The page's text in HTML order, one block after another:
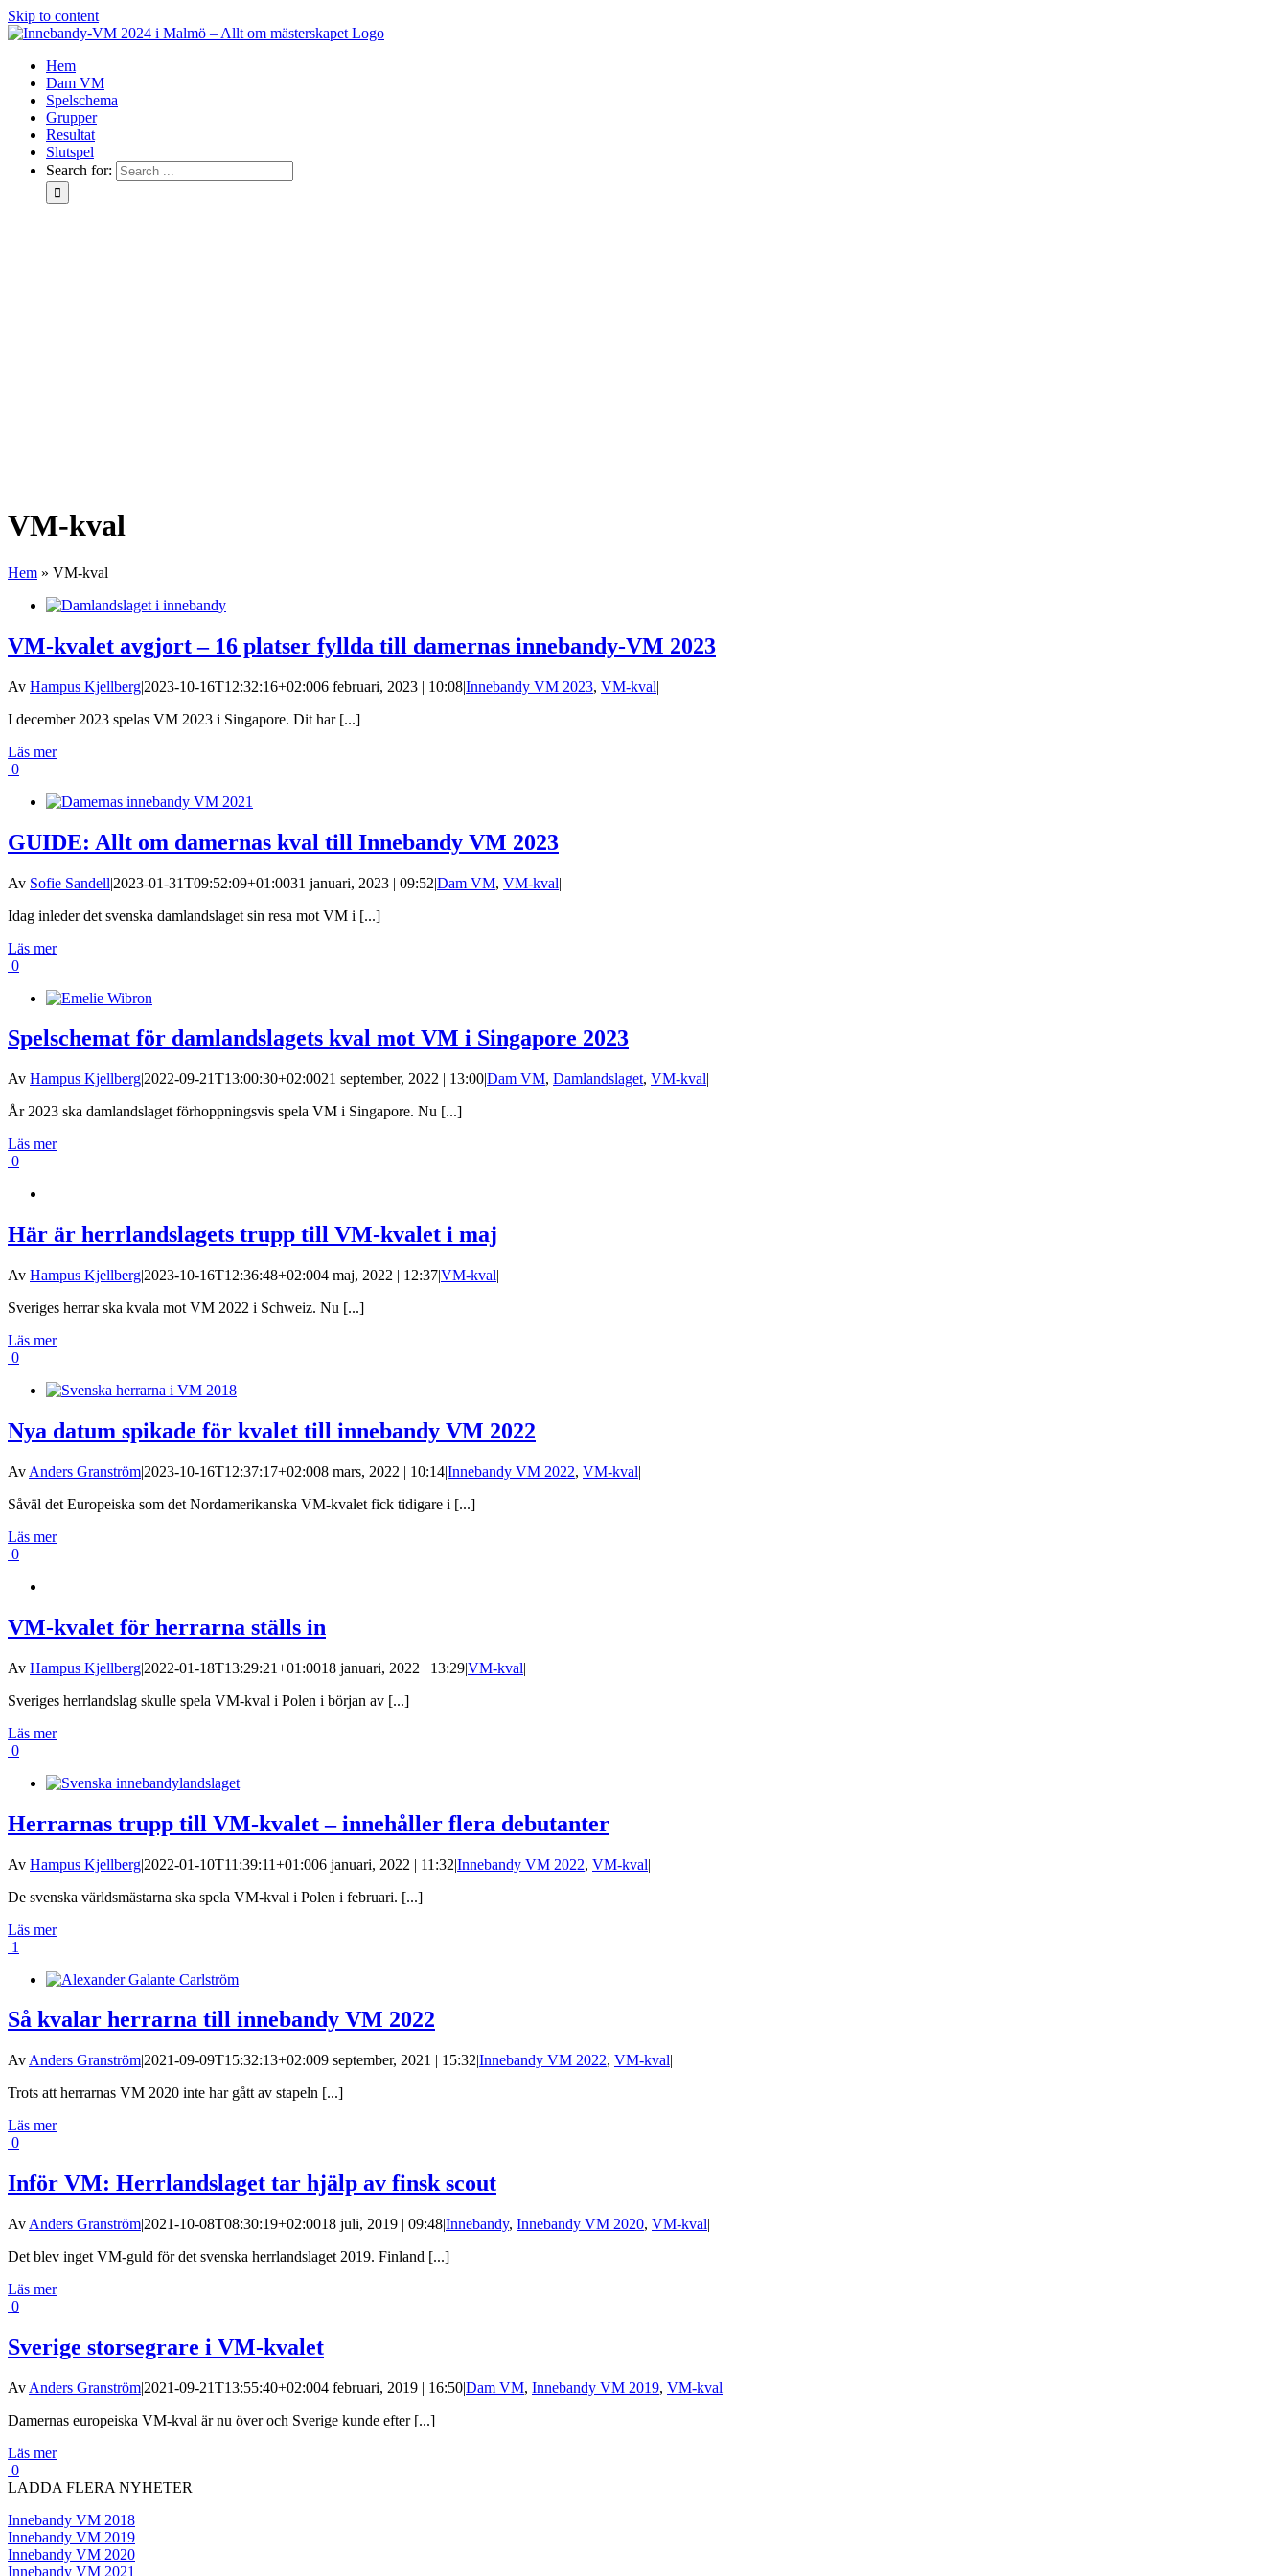
Skip to content
Hem
Dam VM
Spelschema
Grupper
Resultat
Slutspel
Search for:
VM-kval
Hem » VM-kval
VM-kvalet avgjort – 16 platser fyllda till damernas innebandy-VM 2023
Av Hampus Kjellberg|2023-10-16T12:32:16+02:006 februari, 2023 | 10:08|Innebandy VM 2023, VM-kval|
I december 2023 spelas VM 2023 i Singapore. Dit har [...]
Läs mer
0
GUIDE: Allt om damernas kval till Innebandy VM 2023
Av Sofie Sandell|2023-01-31T09:52:09+01:0031 januari, 2023 | 09:52|Dam VM, VM-kval|
Idag inleder det svenska damlandslaget sin resa mot VM i [...]
Läs mer
0
Spelschemat för damlandslagets kval mot VM i Singapore 2023
Av Hampus Kjellberg|2022-09-21T13:00:30+02:0021 september, 2022 | 13:00|Dam VM, Damlandslaget, VM-kval|
År 2023 ska damlandslaget förhoppningsvis spela VM i Singapore. Nu [...]
Läs mer
0
Här är herrlandslagets trupp till VM-kvalet i maj
Av Hampus Kjellberg|2023-10-16T12:36:48+02:004 maj, 2022 | 12:37|VM-kval|
Sveriges herrar ska kvala mot VM 2022 i Schweiz. Nu [...]
Läs mer
0
Nya datum spikade för kvalet till innebandy VM 2022
Av Anders Granström|2023-10-16T12:37:17+02:008 mars, 2022 | 10:14|Innebandy VM 2022, VM-kval|
Såväl det Europeiska som det Nordamerikanska VM-kvalet fick tidigare i [...]
Läs mer
0
VM-kvalet för herrarna ställs in
Av Hampus Kjellberg|2022-01-18T13:29:21+01:0018 januari, 2022 | 13:29|VM-kval|
Sveriges herrlandslag skulle spela VM-kval i Polen i början av [...]
Läs mer
0
Herrarnas trupp till VM-kvalet – innehåller flera debutanter
Av Hampus Kjellberg|2022-01-10T11:39:11+01:006 januari, 2022 | 11:32|Innebandy VM 2022, VM-kval|
De svenska världsmästarna ska spela VM-kval i Polen i februari. [...]
Läs mer
1
Så kvalar herrarna till innebandy VM 2022
Av Anders Granström|2021-09-09T15:32:13+02:009 september, 2021 | 15:32|Innebandy VM 2022, VM-kval|
Trots att herrarnas VM 2020 inte har gått av stapeln [...]
Läs mer
0
Inför VM: Herrlandslaget tar hjälp av finsk scout
Av Anders Granström|2021-10-08T08:30:19+02:0018 juli, 2019 | 09:48|Innebandy, Innebandy VM 2020, VM-kval|
Det blev inget VM-guld för det svenska herrlandslaget 2019. Finland [...]
Läs mer
0
Sverige storsegrare i VM-kvalet
Av Anders Granström|2021-09-21T13:55:40+02:004 februari, 2019 | 16:50|Dam VM, Innebandy VM 2019, VM-kval|
Damernas europeiska VM-kval är nu över och Sverige kunde efter [...]
Läs mer
0
LADDA FLERA NYHETER
Innebandy VM 2018
Innebandy VM 2019
Innebandy VM 2020
Innebandy VM 2021